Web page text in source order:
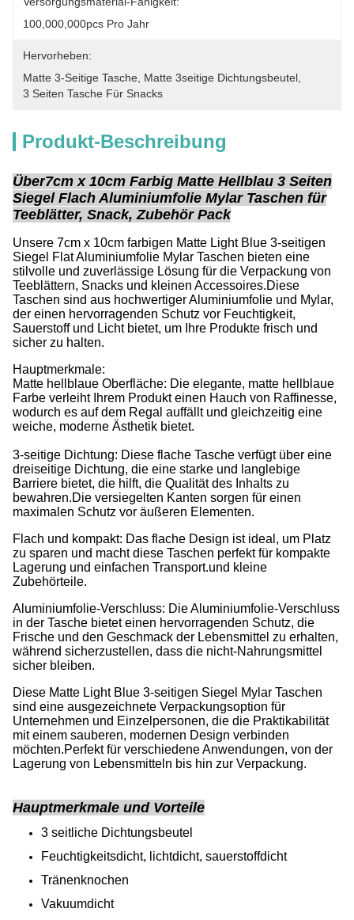
100,000,000pcs Pro Jahr
Hervorheben:
Matte 3-Seitige Tasche Matte 3seitige Dichtungsbeutel
3 Seiten Tasche Für Snacks
Produkt-Beschreibung
Über7cm x 10cm Farbig Matte Hellblau 3 Seiten
Siegel Flach Aluminiumfolie Mylar Taschen für
Teeblätter, Snack, Zubehör Pack
Unsere 7cm x 10cm farbigen Matte Light Blue 3-seitigen
Siegel Flat Aluminiumfolie Mylar Taschen bieten eine
stilvolle und zuverlässige Lösung für die Verpackung von
Teeblättern, Snacks und kleinen Accessoires.Diese
Taschen sind aus hochwertiger Aluminiumfolie und Mylar,
der einen hervorragenden Schutz vor Feuchtigkeit,
Sauerstoff und Licht bietet, um Ihre Produkte frisch und
sicher zu halten.
Hauptmerkmale:
Matte hellblaue Oberfläche: Die elegante, matte hellblaue
Farbe verleiht Ihrem Produkt einen Hauch von Raffinesse,
wodurch es auf dem Regal auffällt und gleichzeitig eine
weiche, moderne Ästhetik bietet.
3-seitige Dichtung: Diese flache Tasche verfügt über eine
dreiseitige Dichtung, die eine starke und langlebige
Barriere bietet, die hilft, die Qualität des Inhalts zu
bewahren.Die versiegelten Kanten sorgen für einen
maximalen Schutz vor äußeren Elementen.
Flach und kompakt: Das flache Design ist ideal, um Platz
zu sparen und macht diese Taschen perfekt für kompakte
Lagerung und einfachen Transport.und kleine
Zubehörteile.
Aluminiumfolie-Verschluss: Die Aluminiumfolie-Verschluss
in der Tasche bietet einen hervorragenden Schutz, die
Frische und den Geschmack der Lebensmittel zu erhalten,
während sicherzustellen, dass die nicht-Nahrungsmittel
sicher bleiben.
Diese Matte Light Blue 3-seitigen Siegel Mylar Taschen
sind eine ausgezeichnete Verpackungsoption für
Unternehmen und Einzelpersonen, die die Praktikabilität
mit einem sauberen, modernen Design verbinden
möchten.Perfekt für verschiedene Anwendungen, von der
Lagerung von Lebensmitteln bis hin zur Verpackung.
Hauptmerkmale und Vorteile
3 seitliche Dichtungsbeutel
Feuchtigkeitsdicht, lichtdicht, sauerstoffdicht
Tränenknochen
Vakuumdicht